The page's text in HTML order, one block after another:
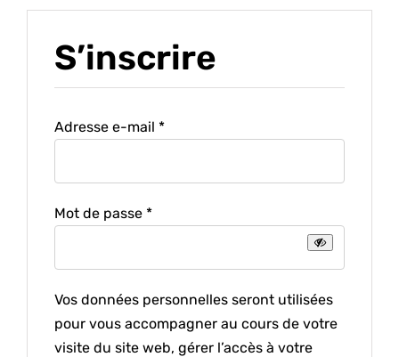
S’inscrire
Adresse e-mail *Obligatoire
Mot de passe *Obligatoire
Vos données personnelles seront utilisées
pour vous accompagner au cours de votre
visite du site web, gérer l’accès à votre